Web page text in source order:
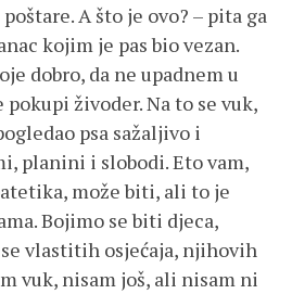
A što je ovo? – pita ga
kojim je pas bio vezan.
dobro, da ne upadnem u
živoder. Na to se vuk,
psa sažaljivo i
planini i slobodi. Eto vam,
može biti, ali to je
Bojimo se biti djeca,
vlastitih osjećaja, njihovih
vuk, nisam još, ali nisam ni